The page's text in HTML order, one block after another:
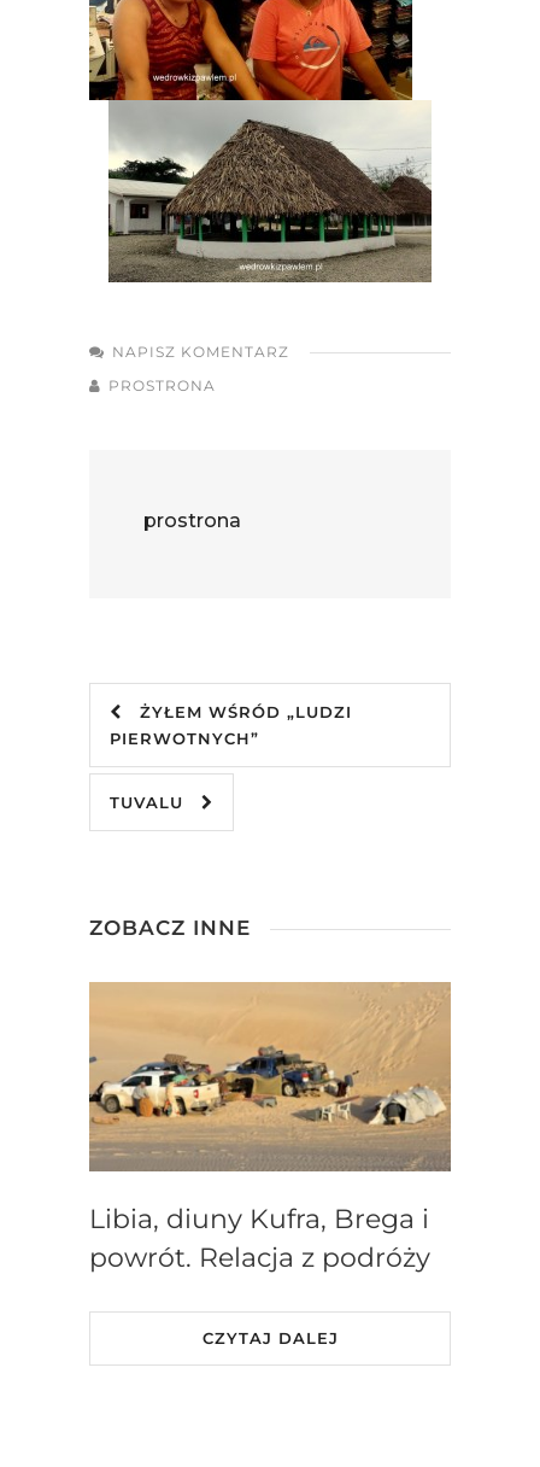
NAPISZ KOMENTARZ
PROSTRONA
prostrona
ŻYŁEM WŚRÓD „LUDZI
PIERWOTNYCH”
TUVALU
ZOBACZ INNE
Libia, diuny Kufra, Brega i
powrót. Relacja z podróży
CZYTAJ DALEJ